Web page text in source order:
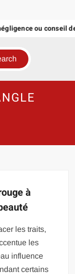
ou conseil
à
les traits,
les
influence
certains